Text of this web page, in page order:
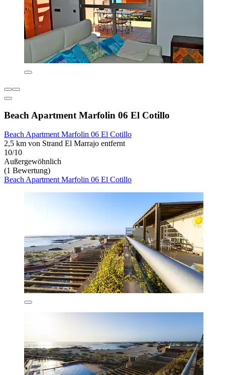
Beach Apartment Marfolin 06 El Cotillo
Beach Apartment Marfolin 06 El Cotillo
2,5 km von Strand El Marrajo entfernt
10/10
Außergewöhnlich
(1 Bewertung)
Beach Apartment Marfolin 06 El Cotillo